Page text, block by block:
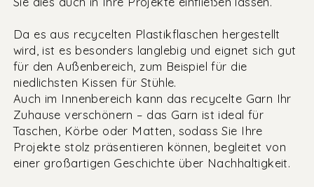
Da es aus recycelten Plastikflaschen hergestellt
wird, ist es besonders langlebig und eignet sich gut
für den Außenbereich, zum Beispiel für die
niedlichsten Kissen für Stühle.
Auch im Innenbereich kann das recycelte Garn Ihr
Zuhause verschönern – das Garn ist ideal für
Taschen, Körbe oder Matten, sodass Sie Ihre
Projekte stolz präsentieren können, begleitet von
einer großartigen Geschichte über Nachhaltigkeit.